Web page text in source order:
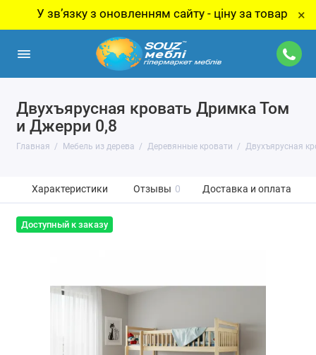
У звʼязку з оновленням сайту - ціну за товар ×
Двухъярусная кровать Дримка Том
и Джерри 0,8
Главная Мебель из дерева Деревянные кровати Двухъярусная
Характеристики Отзывы 0 Доставка и оплата
Доступный к заказу